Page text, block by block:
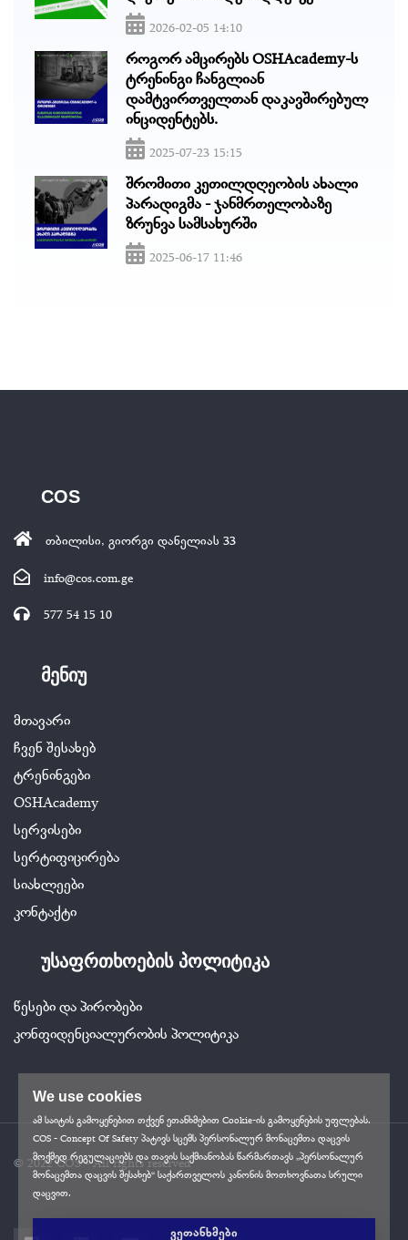
2026-02-05 14:10
როგორ ამცირებს OSHAcademy-ს
ტრენინგი ჩანგლიან
დამტვირთველთან დაკავშირებულ
ინციდენტებს.
2025-07-23 15:15
შრომითი კეთილდღეობის ახალი
პარადიგმა - ჯანმრთელობაზე
ზრუნვა სამსახურში
2025-06-17 11:46
COS
თბილისი, გიორგი დანელიას 33
info@cos.com.ge
577 54 15 10
მენიუ
მთავარი
ჩვენ შესახებ
ტრენინგები
OSHAcademy
სერვისები
სერტიფიცირება
სიახლეები
კონტაქტი
უსაფრთხოების პოლიტიკა
წესები და პირობები
კონფიდენციალურობის პოლიტიკა
© 2022 COS - All rights reserved
We use cookies
ამ საიტის გამოყენებით თქვენ ეთანხმებით Cookie-ის გამოყენების უფლებას.
COS - Concept Of Safety პატივს სცემს პერსონალურ მონაცემთა დაცვის
მოქმედ რეგულაციებს და თავის საქმიანობას წარმართავს „პერსონალურ
მონაცემთა დაცვის შესახებ“ საქართველოს კანონის მოთხოვნათა სრული
დაცვით.
ᲕᲔᲗᲐᲜᲮᲛᲔᲑᲘ